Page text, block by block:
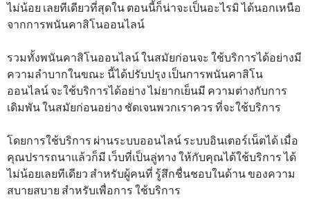
ไม่น้อย เลยทีเดียวที่สุดใน ตอนนี้ก็น่าจะเป็นอะไรมิ ได้นอกเหนือ
จากการพนันคาสิโนออนไลน์
รวมทั้งพนันคาสิโนออนไลน์ ในสมัยก่อนจะ ใช้บริการได้อย่างมี
ความลำบากในขณะ นี้ได้ปรับปรุง เป็นการพนันคาสิโน
ออนไลน์ จะใช้บริการได้อย่าง ไม่ยากเย็นมี ความต่างกับการ
เดิมพัน ในสมัยก่อนอย่าง ชัดเจนพวกเราควร ที่จะใช้บริการ
โดยการใช้บริการ ผ่านระบบออนไลน์ ระบบอินเตอร์เน็ตได้ เมื่อ
คุณปรารถนาแล้วก็มี เว็บที่เป็นลู่ทาง ให้กับคุณได้ใช้บริการ ได้
ไม่น้อยเลยทีเดียว สำหรับผู้คนที่ รู้สึกชื่นชอบในด้าน ของความ
สบายสบาย สำหรับเพื่อการ ใช้บริการ